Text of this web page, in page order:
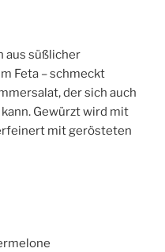
aus süßlicher
Feta – schmeckt
der sich auch
Gewürzt wird mit
mit gerösteten